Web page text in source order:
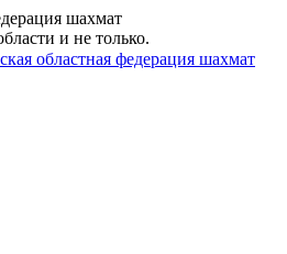
шахмат
и не только.
областная федерация шахмат